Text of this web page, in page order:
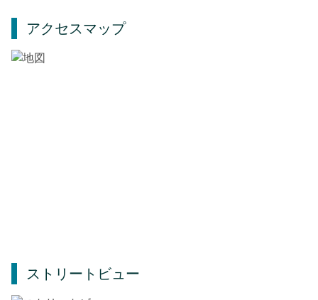
アクセスマップ
ストリートビュー